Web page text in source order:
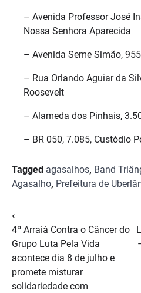
– Avenida Professor José
Nossa Senhora Aparecida
– Avenida Seme Simão,
– Rua Orlando Aguiar da
Roosevelt
– Alameda dos Pinhais,
– BR 050, 7.085, Custódio
Tagged agasalhos, Band
Agasalho, Prefeitura de
Navegação
de
Post
⟵
4º Arraiá Contra o Câncer do
Grupo Luta Pela Vida
acontece dia 8 de julho e
promete misturar
solidariedade com